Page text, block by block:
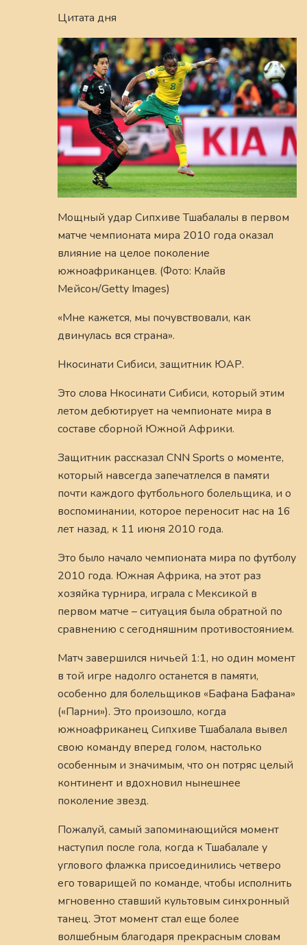
Цитата дня
Мощный удар Сипхиве Тшабалалы в первом
матче чемпионата мира 2010 года оказал
влияние на целое поколение
южноафриканцев. (Фото: Клайв
Мейсон/Getty Images)
«Мне кажется, мы почувствовали, как
двинулась вся страна».
Нкосинати Сибиси, защитник ЮАР.
Это слова Нкосинати Сибиси, который этим
летом дебютирует на чемпионате мира в
составе сборной Южной Африки.
Защитник рассказал CNN Sports о моменте,
который навсегда запечатлелся в памяти
почти каждого футбольного болельщика, и о
воспоминании, которое переносит нас на 16
лет назад, к 11 июня 2010 года.
Это было начало чемпионата мира по футболу
2010 года. Южная Африка, на этот раз
хозяйка турнира, играла с Мексикой в
первом матче – ситуация была обратной по
сравнению с сегодняшним противостоянием.
Матч завершился ничьей 1:1, но один момент
в той игре надолго останется в памяти,
особенно для болельщиков «Бафана Бафана»
(«Парни»). Это произошло, когда
южноафриканец Сипхиве Тшабалала вывел
свою команду вперед голом, настолько
особенным и значимым, что он потряс целый
континент и вдохновил нынешнее
поколение звезд.
Пожалуй, самый запоминающийся момент
наступил после гола, когда к Тшабалале у
углового флажка присоединились четверо
его товарищей по команде, чтобы исполнить
мгновенно ставший культовым синхронный
танец. Этот момент стал еще более
волшебным благодаря прекрасным словам